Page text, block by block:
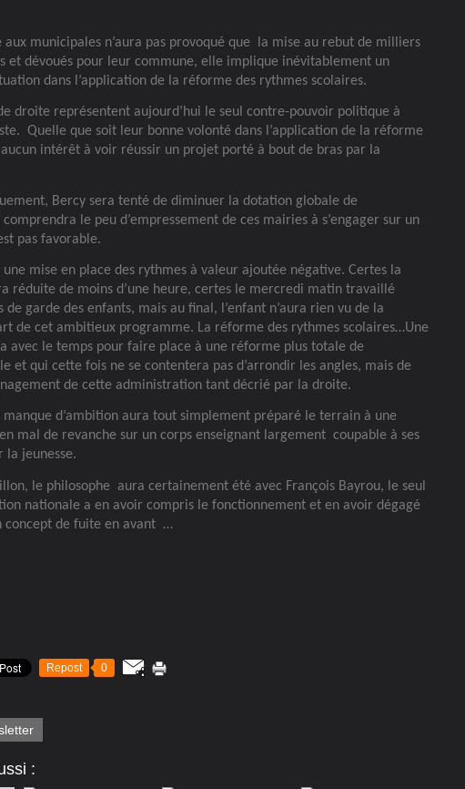
municipales n’aura pas provoqué que
la mise au rebut de milliers
et dévoués pour leur commune, elle implique inévitablement un
dans l’application de la réforme des rythmes scolaires.
droite représentent aujourd’hui le seul contre-pouvoir politique à
Quelle que soit leur bonne volonté dans l’application de la réforme
aucun intérêt à voir réussir un projet porté à bout de bras par la
Bercy sera tenté de diminuer la dotation globale de
le peu d’empressement de ces mairies à s’engager sur un
pas favorable.
une mise en place des rythmes à valeur ajoutée négative. Certes la
réduite de moins d’une heure, certes le mercredi matin travaillé
de garde des enfants, mais au final, l’enfant n’aura rien vu de la
de cet ambitieux programme. La réforme des rythmes scolaires…Une
avec le temps pour faire place à une réforme plus totale de
et qui cette fois ne se contentera pas d’arrondir les angles, mais de
de cette administration tant décrié par la droite.
d’ambition aura tout simplement préparé le terrain à une
mal de revanche sur un corps enseignant largement coupable à ses
la jeunesse.
le philosophe aura certainement été avec François Bayrou, le seul
nationale a en avoir compris le fonctionnement et en avoir dégagé
concept de fuite en avant …
Repost 0
: